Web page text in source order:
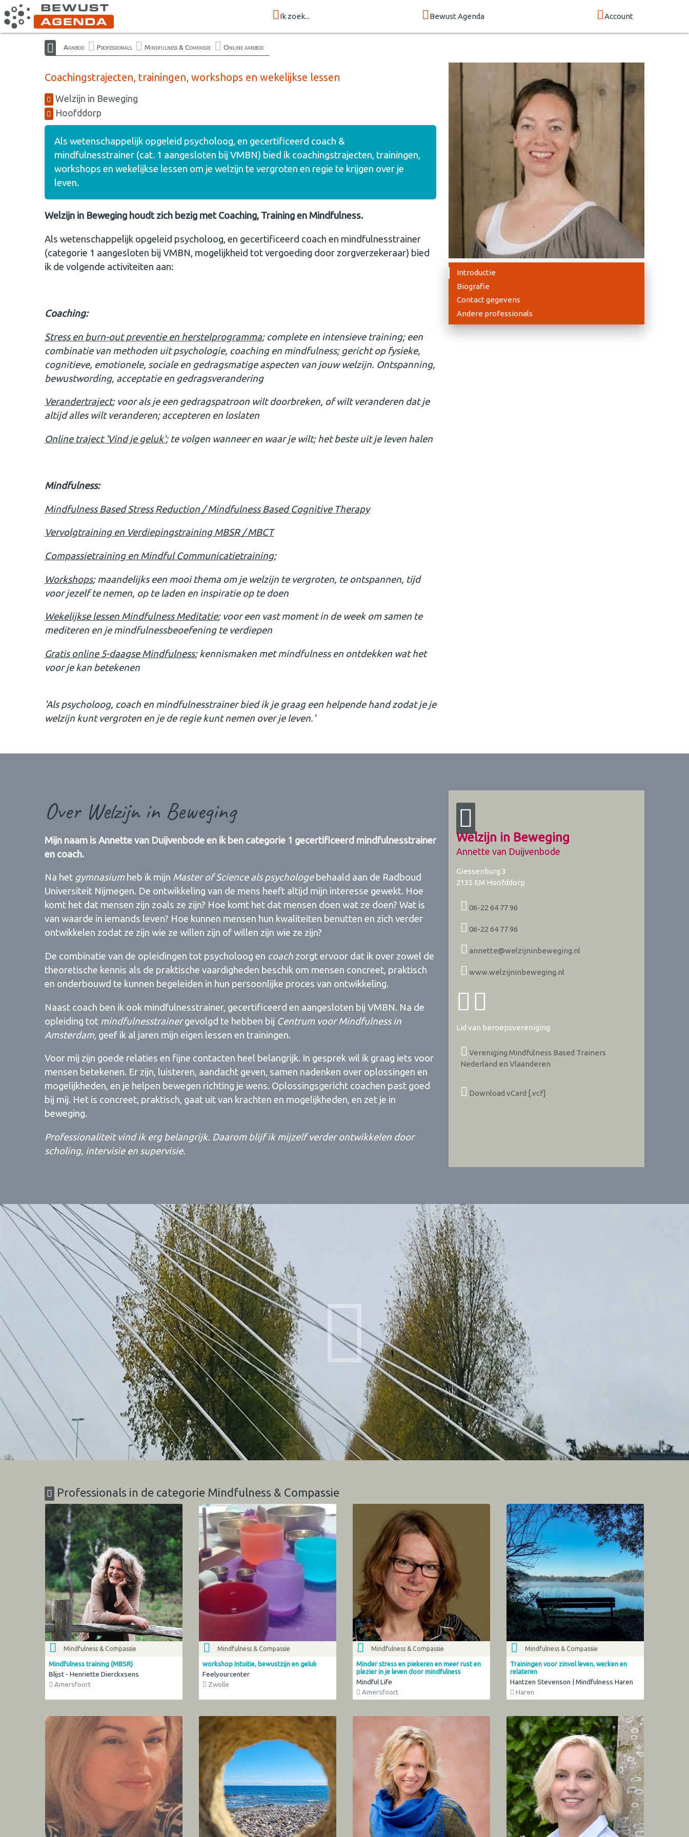
Ik zoek... Bewust Agenda Account
Aanbod Professionals Mindfulness & Compassie Online aanbod
Coachingstrajecten, trainingen, workshops en wekelijkse lessen
Welzijn in Beweging
Hoofddorp
Als wetenschappelijk opgeleid psycholoog, en gecertificeerd coach &
mindfulnesstrainer (cat. 1 aangesloten bij VMBN) bied ik coachingstrajecten, trainingen,
workshops en wekelijkse lessen om je welzijn te vergroten en regie te krijgen over je
leven.
Welzijn in Beweging houdt zich bezig met Coaching, Training en Mindfulness.
Als wetenschappelijk opgeleid psycholoog, en gecertificeerd coach en mindfulnesstrainer
(categorie 1 aangesloten bij VMBN, mogelijkheid tot vergoeding door zorgverzekeraar) bied
ik de volgende activiteiten aan:
Coaching:
Stress en burn-out preventie en herstelprogramma; complete en intensieve training; een
combinatie van methoden uit psychologie, coaching en mindfulness; gericht op fysieke,
cognitieve, emotionele, sociale en gedragsmatige aspecten van jouw welzijn. Ontspanning,
bewustwording, acceptatie en gedragsverandering
Verandertraject; voor als je een gedragspatroon wilt doorbreken, of wilt veranderen dat je
altijd alles wilt veranderen; accepteren en loslaten
Online traject 'Vind je geluk'; te volgen wanneer en waar je wilt; het beste uit je leven halen
Mindfulness:
Mindfulness Based Stress Reduction / Mindfulness Based Cognitive Therapy
Vervolgtraining en Verdiepingstraining MBSR / MBCT
Compassietraining en Mindful Communicatietraining;
Workshops; maandelijks een mooi thema om je welzijn te vergroten, te ontspannen, tijd
voor jezelf te nemen, op te laden en inspiratie op te doen
Wekelijkse lessen Mindfulness Meditatie; voor een vast moment in de week om samen te
mediteren en je mindfulnessbeoefening te verdiepen
Gratis online 5-daagse Mindfulness; kennismaken met mindfulness en ontdekken wat het
voor je kan betekenen
'Als psycholoog, coach en mindfulnesstrainer bied ik je graag een helpende hand zodat je je
welzijn kunt vergroten en je de regie kunt nemen over je leven.'
Introductie
Biografie
Contact gegevens
Andere professionals
Over Welzijn in Beweging
Mijn naam is Annette van Duijvenbode en ik ben categorie 1 gecertificeerd mindfulnesstrainer
en coach.
Na het gymnasiumheb ik mijn Master of Science als psychologebehaald aan de Radboud
Universiteit Nijmegen. De ontwikkeling van de mens heeft altijd mijn interesse gewekt. Hoe
komt het dat mensen zijn zoals ze zijn? Hoe komt het dat mensen doen wat ze doen? Wat is
van waarde in iemands leven? Hoe kunnen mensen hun kwaliteiten benutten en zich verder
ontwikkelen zodat ze zijn wie ze willen zijn of willen zijn wie ze zijn?
De combinatie van de opleidingen tot psycholoog en coach zorgt ervoor dat ik over zowel de
theoretische kennis als de praktische vaardigheden beschik om mensen concreet, praktisch
en onderbouwd te kunnen begeleiden in hun persoonlijke proces van ontwikkeling.
Naast coach ben ik ook mindfulnesstrainer, gecertificeerd en aangesloten bij VMBN. Na de
opleiding tot mindfulnesstrainergevolgd te hebben bij Centrum voor Mindfulness in
Amsterdam, geef ik al jaren mijn eigen lessen en trainingen.
Voor mij zijn goede relaties en fijne contacten heel belangrijk. In gesprek wil ik graag iets voor
mensen betekenen. Er zijn, luisteren, aandacht geven, samen nadenken over oplossingen en
mogelijkheden, en je helpen bewegen richting je wens. Oplossingsgericht coachen past goed
bij mij. Het is concreet, praktisch, gaat uit van krachten en mogelijkheden, en zet je in
beweging.
Professionaliteit vind ik erg belangrijk. Daarom blijf ik mijzelf verder ontwikkelen door
scholing, intervisie en supervisie.
Welzijn in Beweging
Annette van Duijvenbode
Giessenburg 3
2135 EM Hoofddorp
06-22 64 77 96
06-22 64 77 96
annette@welzijninbeweging.nl
www.welzijninbeweging.nl
Lid van beroepsvereniging
Vereniging Mindfulness Based Trainers
Nederland en Vlaanderen
Download vCard [.vcf]
Professionals in de categorie Mindfulness & Compassie
Mindfulness & Compassie
Mindfulness training (MBSR)
Blijst - Henriette Dierckxsens
Amersfoort
Mindfulness & Compassie
workshop Intuitie, bewustzijn en geluk
Feelyourcenter
Zwolle
Mindfulness & Compassie
Minder stress en piekeren en meer rust en
plezier in je leven door mindfulness
Mindful Life
Amersfoort
Mindfulness & Compassie
Trainingen voor zinvol leven, werken en
relateren
Hantzen Stevenson | Mindfulness Haren
Haren